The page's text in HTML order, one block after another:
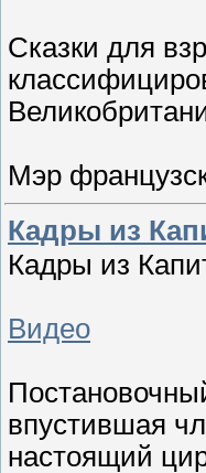
Сказки для
Мэр
Кадры из
Кадры из
Видео
впустившая
настоящий